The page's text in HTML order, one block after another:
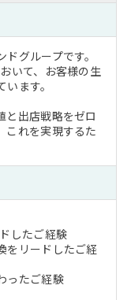
グループです。
いて、お客様の生
ます。
と出店戦略をゼロ
これを実現するた
したご経験
をリードしたご経
ったご経験